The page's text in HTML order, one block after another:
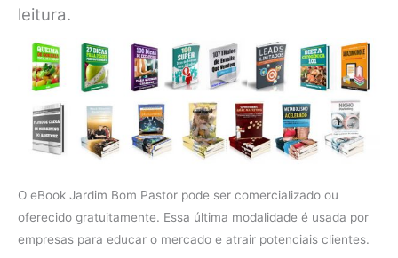
leitura.
O eBook Jardim Bom Pastor pode ser comercializado ou
oferecido gratuitamente. Essa última modalidade é usada por
empresas para educar o mercado e atrair potenciais clientes.